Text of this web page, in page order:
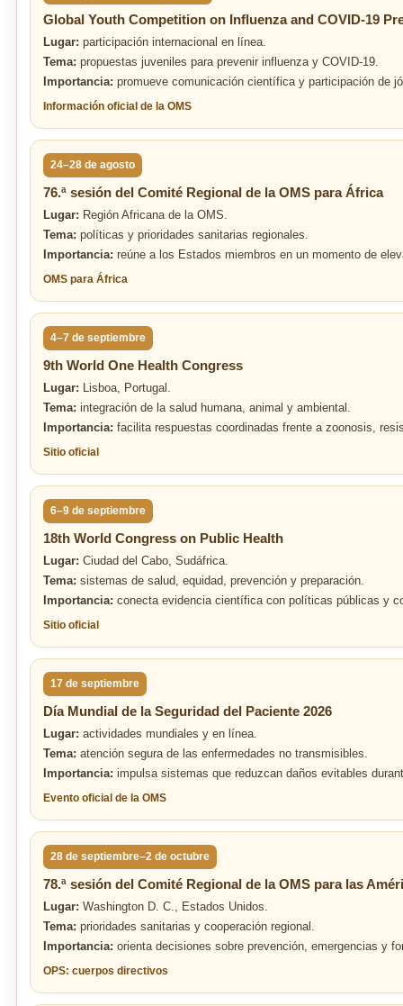
Global Youth Competition on Influenza and COVID-19
Lugar: participación internacional en línea.
Tema: propuestas juveniles para prevenir influenza y COVID-19.
Importancia: promueve comunicación científica y participación de
Información oficial de la OMS
24–28 de agosto
76.ª sesión del Comité Regional de la OMS para África
Lugar: Región Africana de la OMS.
Tema: políticas y prioridades sanitarias regionales.
Importancia: reúne a los Estados miembros en un momento de
OMS para África
4–7 de septiembre
9th World One Health Congress
Lugar: Lisboa, Portugal.
Tema: integración de la salud humana, animal y ambiental.
Importancia: facilita respuestas coordinadas frente a zoonosis,
Sitio oficial
6–9 de septiembre
18th World Congress on Public Health
Lugar: Ciudad del Cabo, Sudáfrica.
Tema: sistemas de salud, equidad, prevención y preparación.
Importancia: conecta evidencia científica con políticas públicas y
Sitio oficial
17 de septiembre
Día Mundial de la Seguridad del Paciente 2026
Lugar: actividades mundiales y en línea.
Tema: atención segura de las enfermedades no transmisibles.
Importancia: impulsa sistemas que reduzcan daños evitables
Evento oficial de la OMS
28 de septiembre–2 de octubre
78.ª sesión del Comité Regional de la OMS para las
Lugar: Washington D. C., Estados Unidos.
Tema: prioridades sanitarias y cooperación regional.
Importancia: orienta decisiones sobre prevención, emergencias y
OPS: cuerpos directivos